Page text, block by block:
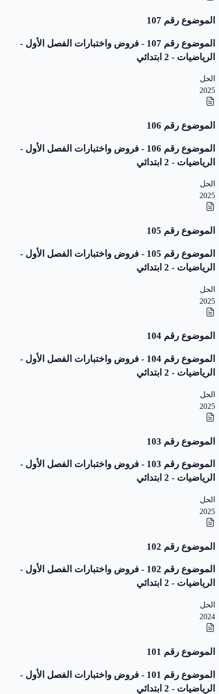
الموضوع رقم 107
الموضوع رقم 107 - فروض واختبارات الفصل الأول -
الرياضيات - 2 ابتدائي
الحل
2025
الموضوع رقم 106
الموضوع رقم 106 - فروض واختبارات الفصل الأول -
الرياضيات - 2 ابتدائي
الحل
2025
الموضوع رقم 105
الموضوع رقم 105 - فروض واختبارات الفصل الأول -
الرياضيات - 2 ابتدائي
الحل
2025
الموضوع رقم 104
الموضوع رقم 104 - فروض واختبارات الفصل الأول -
الرياضيات - 2 ابتدائي
الحل
2025
الموضوع رقم 103
الموضوع رقم 103 - فروض واختبارات الفصل الأول -
الرياضيات - 2 ابتدائي
الحل
2025
الموضوع رقم 102
الموضوع رقم 102 - فروض واختبارات الفصل الأول -
الرياضيات - 2 ابتدائي
الحل
2024
الموضوع رقم 101
الموضوع رقم 101 - فروض واختبارات الفصل الأول -
الرياضيات - 2 ابتدائي